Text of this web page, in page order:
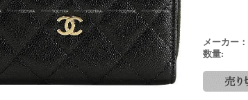
メーカー：
数量: